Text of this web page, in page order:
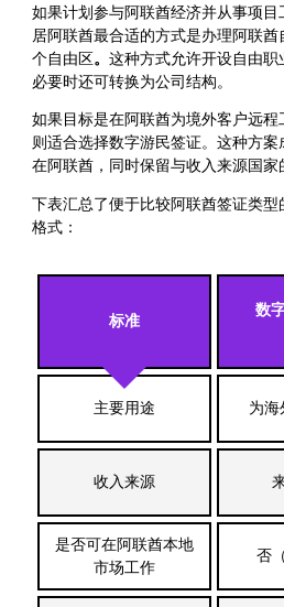
如果计划参与阿联酋经济并从事项
居阿联酋最合适的方式是办理阿联
个自由区。 这种方式允许开设自由职
必要时还可转换为公司结构。
如果目标是在阿联酋为境外客户远程
则适合选择数字游民签证。这种方
在阿联酋，同时保留与收入来源国家
下表汇总了便于比较阿联酋签证类
格式：
标准
数
主要用途 为海
收入来源
是否可在阿联酋本地
市场工作
否